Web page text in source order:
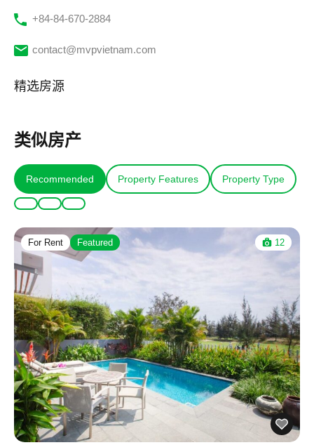
‭+84-84-670-2884‬
contact@mvpvietnam.com
精选房源
类似房产
Recommended Property Features Property Type
For Rent Featured 12